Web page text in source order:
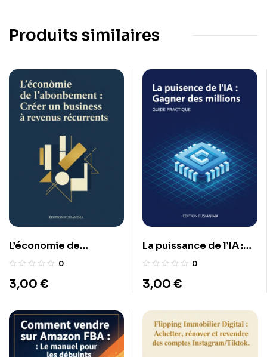
Produits similaires
L’économie de
l’abonnement : Créer
récurrents.
0
3,00 €
La puissance de l’IA :
Gagner des millions
0
3,00 €